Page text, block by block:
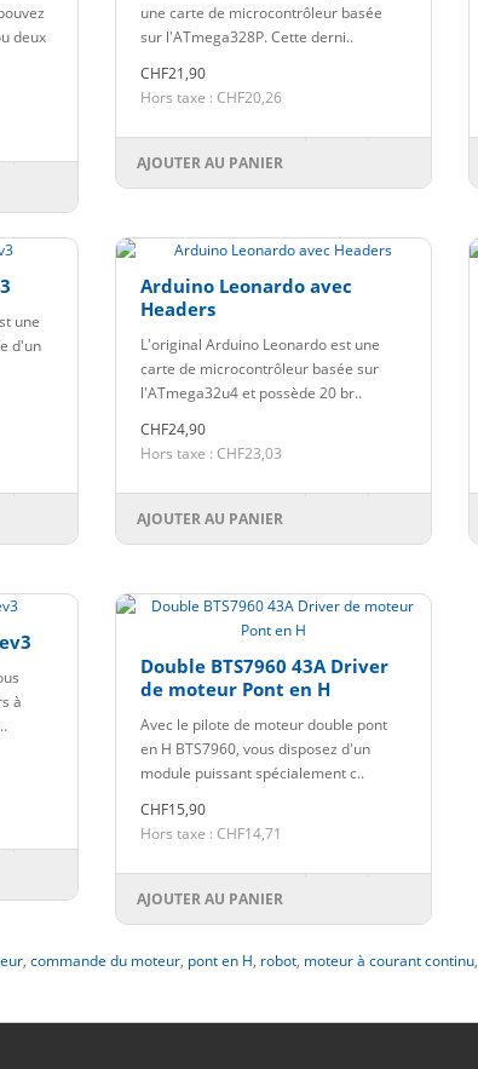
deux
une carte de microcontrôleur basée
sur l'ATmega328P. Cette derni..
CHF21,90
Hors taxe : CHF20,26
AJOUTER AU PANIER
une
d'un
Arduino Leonardo avec
Headers
L'original Arduino Leonardo est une
carte de microcontrôleur basée sur
l'ATmega32u4 et possède 20 br..
CHF24,90
Hors taxe : CHF23,03
AJOUTER AU PANIER
à
Double BTS7960 43A Driver
de moteur Pont en H
Avec le pilote de moteur double pont
en H BTS7960, vous disposez d'un
module puissant spécialement c..
CHF15,90
Hors taxe : CHF14,71
AJOUTER AU PANIER
, commande du moteur, pont en H, robot, moteur à courant continu,